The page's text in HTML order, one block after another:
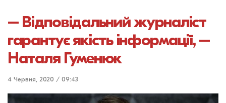
– Відповідальний журналіст
гарантує якість інформації, –
Наталя Гуменюк
4 Червня, 2020 / 09:43